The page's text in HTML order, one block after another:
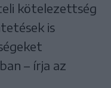
kötelezettség
is
– írja az